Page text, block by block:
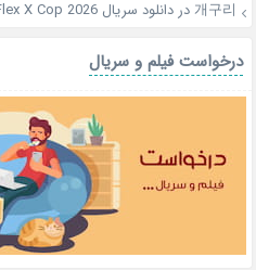
개구리دردانلود سریال Flex X Cop 2026
درخواست فیلم و سریال